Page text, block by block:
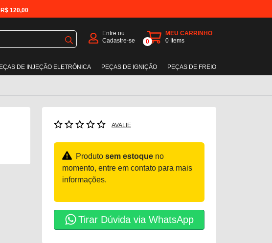
120,00
Entre ou
Cadastre-se
0
MEU CARRINHO
0 Items
DE INJEÇÃO ELETRÔNICA PEÇAS DE IGNIÇÃO PEÇAS DE FREIO
AVALIE
Produto sem estoque no
momento, entre em contato para mais
informações.
Tirar Dúvida via WhatsApp